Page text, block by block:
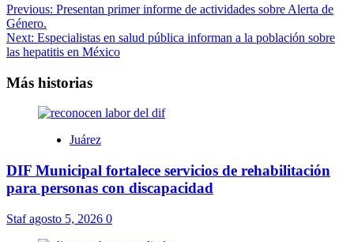
Navegación
de
entradas
Previous: Presentan primer informe de actividades sobre Alerta de
Género.
Next: Especialistas en salud pública informan a la población sobre
las hepatitis en México
Más historias
Juárez
DIF Municipal fortalece servicios de rehabilitación
para personas con discapacidad
Stafagosto 5, 2026 0